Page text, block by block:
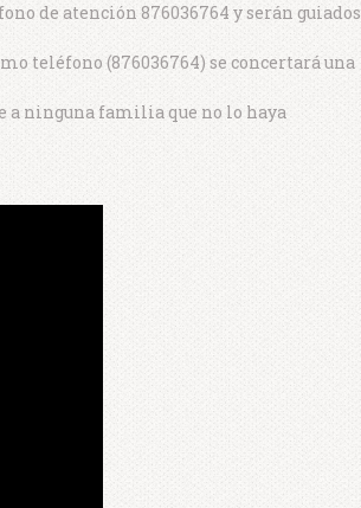
de atención 876036764 y serán guiados
teléfono (876036764) se concertará una
a ninguna familia que no lo haya